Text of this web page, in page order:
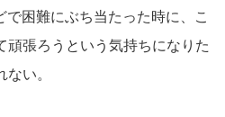
困難にぶち当たった時に、こ
頑張ろうという気持ちになりた
い。